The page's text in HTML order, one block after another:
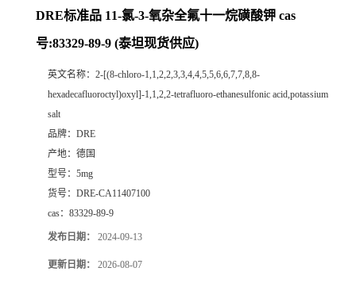
DRE标准品 11-氯-3-氧杂全氟十一烷磺酸钾 cas
号:83329-89-9 (泰坦现货供应)
英文名称： 2-[(8-chloro-1,1,2,2,3,3,4,4,5,5,6,6,7,7,8,8-
hexadecafluoroctyl)oxyl]-1,1,2,2-tetrafluoro-ethanesulfonic acid,potassium
salt
品牌： DRE
产地： 德国
型号： 5mg
货号： DRE-CA11407100
cas： 83329-89-9
发布日期： 2024-09-13
更新日期： 2026-08-07